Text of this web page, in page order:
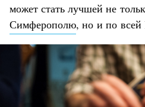
может стать лучшей не
Симферополю, но и по всей